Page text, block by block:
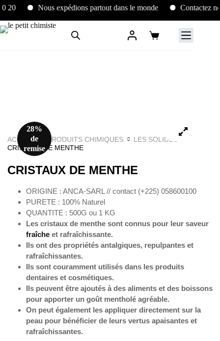
Nous expédions partout dans le monde Contactez nous
28%
de
remise
ACCUEIL PRODUITS CHIMIQUES
LES SOLIDES
CRISTAUX DE MENTHE
CRISTAUX DE MENTHE
ORIGINE : ANCA-SARL // contact (+225) 058600100
PURETE : 100% Naturel
QUANTITE : 500G ou 1 KG
Les cristaux de menthe sont connus pour leur saveur
fraîcheet rafraîchissante.
Ils ont des propriétés antalgiques, repulpantes et
rafraîchissantes.
Ils sont couramment utilisés dans les produits
dentaires et cosmétiques.
Ils peuvent être ajoutés à des aliments et des boissons
pour apporter un goût mentholé agréable.
On peut également les appliquer directement sur la
peau pour bénéficier de leurs vertus apaisantes et
rafraîchissantes.